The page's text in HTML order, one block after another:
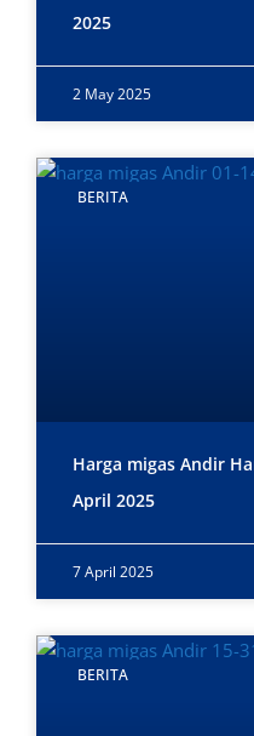
2025
2 May 2025
BERITA
Harga migas Andir
April 2025
7 April 2025
BERITA